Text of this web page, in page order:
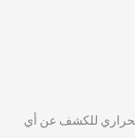
للكشف عن أي